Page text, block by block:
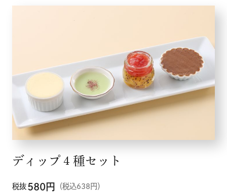
ディップ４種セット
税抜 580円 （税込638円）